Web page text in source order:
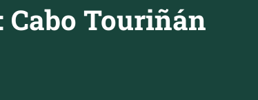
Cabo Touriñán